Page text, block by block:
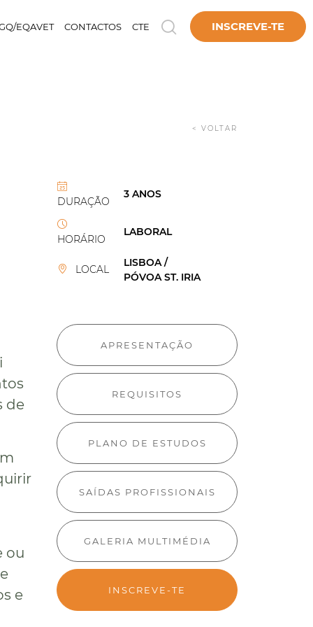
EQAVET CONTACTOS CTE INSCREVE-TE
< VOLTAR
DURAÇÃO
3 ANOS
HORÁRIO
LABORAL
LOCAL
LISBOA /
PÓVOA ST. IRIA
de
ou
e
APRESENTAÇÃO
REQUISITOS
PLANO DE ESTUDOS
SAÍDAS PROFISSIONAIS
GALERIA MULTIMÉDIA
INSCREVE-TE